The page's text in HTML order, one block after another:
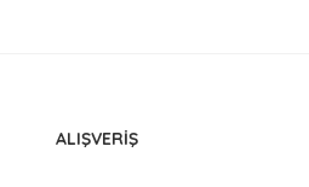
ALIŞVERİŞ